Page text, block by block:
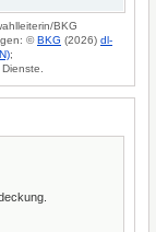
BKG
©BKG (2026) dl-
;